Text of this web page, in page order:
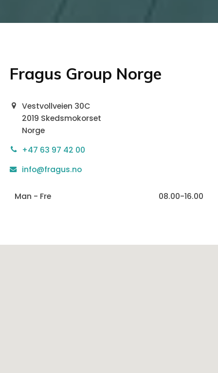
Fragus Group Norge
Vestvollveien 30C
2019 Skedsmokorset
Norge
+47 63 97 42 00
info@fragus.no
08.00-16.00
Man - Fre